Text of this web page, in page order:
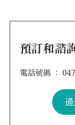
預訂和諮
電話號碼 ：